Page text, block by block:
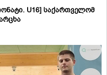
U16] საქართველომ